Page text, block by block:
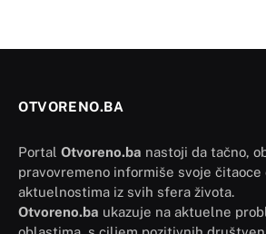
OTVORENO.BA
Portal Otvoreno.ba nastoji da tačno,
pravovremeno informiše svoje čitaoce
aktuelnostima iz svih sfera života.
Otvoreno.ba ukazuje na aktuelne